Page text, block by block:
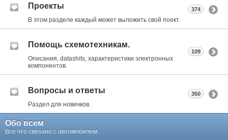
Проекты
В этом разделе каждый может выложить свой поект.
374
Помощь схемотехникам.
Описания, datashits, характеристики электронных
компонентов.
109
Вопросы и ответы
Раздел для новичков.
350
Обо всем
Все что связано с автомобилем.